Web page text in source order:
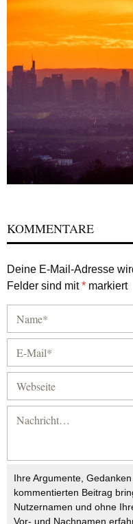
KOMMENTARE
Deine E-Mail-Adresse
Felder sind mit* markiert
Ihre Argumente,
kommentierten Beitrag
Nutzernamen und ohne
Vor- und Nachnamen